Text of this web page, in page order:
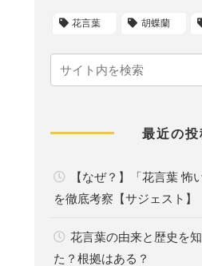
花言葉 胡蝶蘭
最近の投
【なぜ？】「花言葉 怖
を徹底考察【サジェスト】
花言葉の由来と歴史を
た？根拠はある？